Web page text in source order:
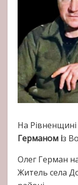
На
Германом із
Олег Герман
Житель села